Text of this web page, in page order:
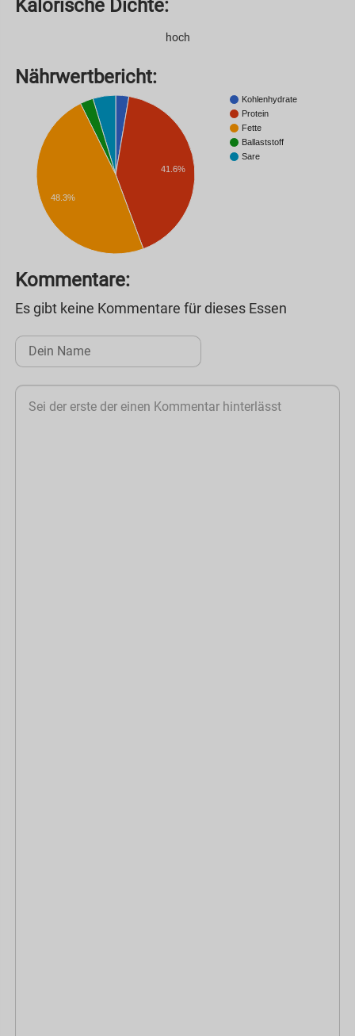
Kalorische Dichte:
hoch
Nährwertbericht:
Kohlenhydrate
Protein
Fette
Ballaststoff
Sare
41.6%
48.3%
Kommentare:
Es gibt keine Kommentare für dieses Essen